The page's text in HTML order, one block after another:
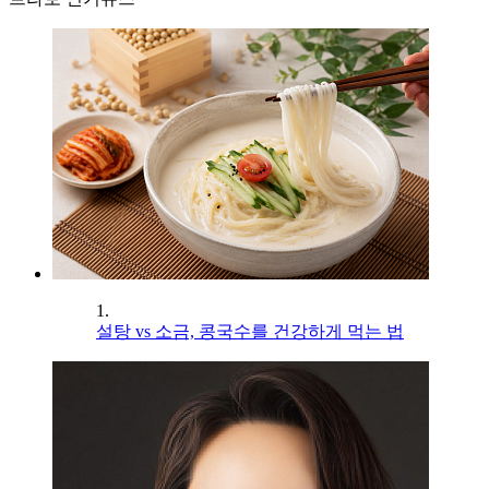
1.
설탕 vs 소금, 콩국수를 건강하게 먹는 법